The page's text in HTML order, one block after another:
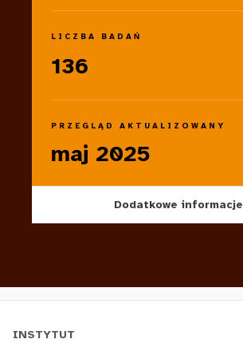
LICZBA BADAŃ
136
PRZEGLĄD AKTUALIZOWANY
maj 2025
Dodatkowe informacje
INSTYTUT